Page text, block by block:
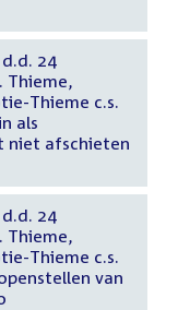
24
Thieme,
Thieme c.s.
als
niet afschieten
24
Thieme,
Thieme c.s.
van